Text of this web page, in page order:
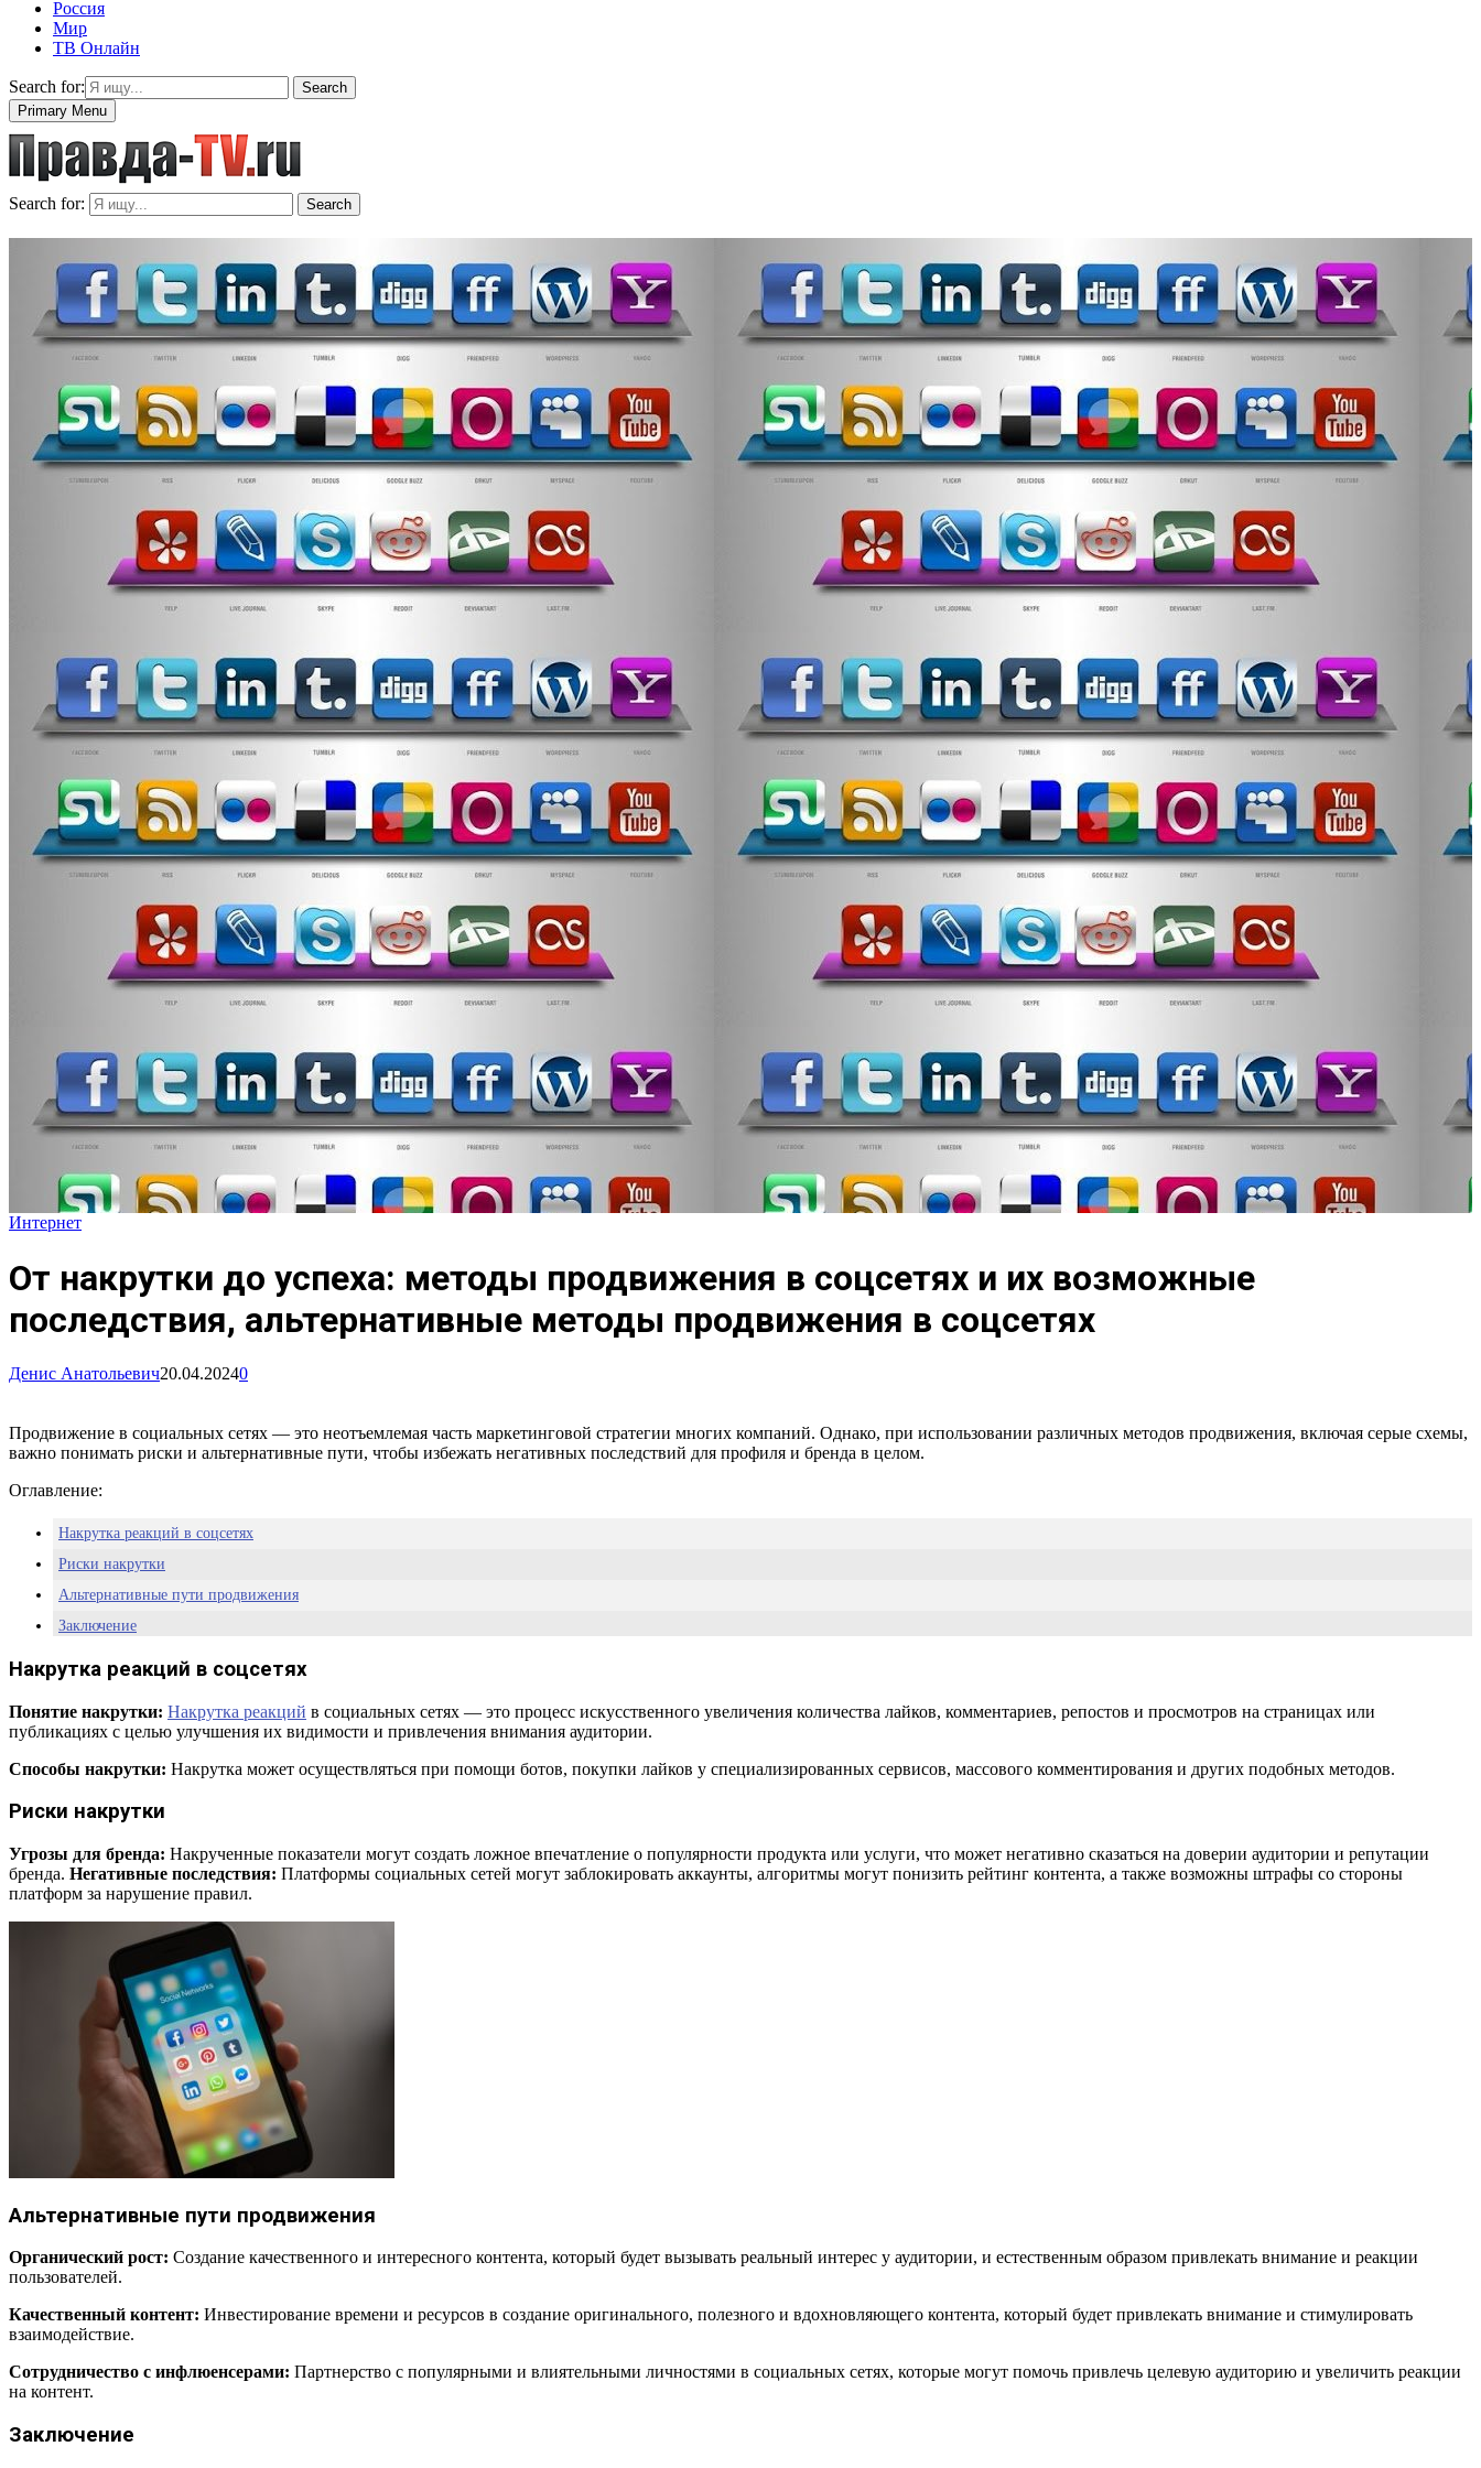
Россия
Мир
ТВ Онлайн
Search for:
Search
Primary Menu
Search for: Search
Интернет
От накрутки до успеха: методы продвижения в соцсетях и их возможные
последствия, альтернативные методы продвижения в соцсетях
Денис Анатольевич20.04.20240
Продвижение в социальных сетях — это неотъемлемая часть маркетинговой стратегии многих компаний. Однако, при использовании различных методов продвижения, включая серые схемы,
важно понимать риски и альтернативные пути, чтобы избежать негативных последствий для профиля и бренда в целом.
Оглавление:
Накрутка реакций в соцсетях
Риски накрутки
Альтернативные пути продвижения
Заключение
Накрутка реакций в соцсетях
Понятие накрутки: Накрутка реакций в социальных сетях — это процесс искусственного увеличения количества лайков, комментариев, репостов и просмотров на страницах или
публикациях с целью улучшения их видимости и привлечения внимания аудитории.
Способы накрутки: Накрутка может осуществляться при помощи ботов, покупки лайков у специализированных сервисов, массового комментирования и других подобных методов.
Риски накрутки
Угрозы для бренда: Накрученные показатели могут создать ложное впечатление о популярности продукта или услуги, что может негативно сказаться на доверии аудитории и репутации
бренда. Негативные последствия: Платформы социальных сетей могут заблокировать аккаунты, алгоритмы могут понизить рейтинг контента, а также возможны штрафы со стороны
платформ за нарушение правил.
Альтернативные пути продвижения
Органический рост: Создание качественного и интересного контента, который будет вызывать реальный интерес у аудитории, и естественным образом привлекать внимание и реакции
пользователей.
Качественный контент: Инвестирование времени и ресурсов в создание оригинального, полезного и вдохновляющего контента, который будет привлекать внимание и стимулировать
взаимодействие.
Сотрудничество с инфлюенсерами: Партнерство с популярными и влиятельными личностями в социальных сетях, которые могут помочь привлечь целевую аудиторию и увеличить реакции
на контент.
Заключение